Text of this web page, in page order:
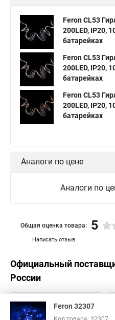
Feron CL53
200LED, IP20,
батарейках
Feron CL53
200LED, IP20,
батарейках
Feron CL53
200LED, IP20,
батарейках
Аналоги по цене
Аналоги по
Написать отзыв
Общая оценка товара: 5
Официальный
России
Feron 32307